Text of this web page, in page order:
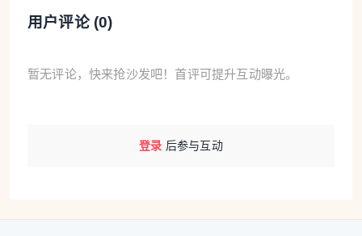
用户评论 (0)
暂无评论，快来抢沙发吧！首评可提升互动曝光。
登录 后参与互动